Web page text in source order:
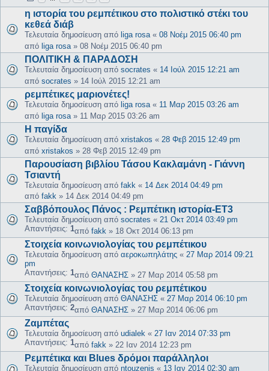
η ιστορία του ρεμπέτικου στο πολιστικό στέκι του
κεθεά διάβ
Τελευταία δημοσίευση από liga rosa « 08 Νοέμ 2015 06:40 pm
από liga rosa » 08 Νοέμ 2015 06:40 pm
ΠΟΛΙΤΙΚΗ & ΠΑΡΑΔΟΣΗ
Τελευταία δημοσίευση από socrates « 14 Ιούλ 2015 12:21 am
από socrates » 14 Ιούλ 2015 12:21 am
ρεμπέτικες μαριονέτες!
Τελευταία δημοσίευση από liga rosa « 11 Μαρ 2015 03:26 am
από liga rosa » 11 Μαρ 2015 03:26 am
Η παγίδα
Τελευταία δημοσίευση από xristakos « 28 Φεβ 2015 12:49 pm
από xristakos » 28 Φεβ 2015 12:49 pm
Παρουσίαση βιβλίου Τάσου Κακλαμάνη - Γιάννη
Τσιαντή
Τελευταία δημοσίευση από fakk « 14 Δεκ 2014 04:49 pm
από fakk » 14 Δεκ 2014 04:49 pm
Σαββόπουλος Πάνος : Ρεμπέτικη ιστορία-ΕΤ3
Τελευταία δημοσίευση από socrates « 21 Οκτ 2014 03:49 pm
Απαντήσεις: 1από fakk » 18 Οκτ 2014 06:13 pm
Στοιχεία κοινωνιολογίας του ρεμπέτικου
Τελευταία δημοσίευση από αεροκωπηλάτης « 27 Μαρ 2014 09:21
pm
Απαντήσεις: 1από ΘΑΝΑΣΗΣ » 27 Μαρ 2014 05:58 pm
Στοιχεία κοινωνιολογίας του ρεμπέτικου
Τελευταία δημοσίευση από ΘΑΝΑΣΗΣ « 27 Μαρ 2014 06:10 pm
Απαντήσεις: 2από ΘΑΝΑΣΗΣ » 27 Μαρ 2014 06:06 pm
Ζαμπέτας
Τελευταία δημοσίευση από udialek « 27 Ιαν 2014 07:33 pm
Απαντήσεις: 1από fakk » 22 Ιαν 2014 12:23 pm
Ρεμπέτικα και Blues δρόμοι παράλληλοι
Τελευταία δημοσίευση από ntouzenis « 13 Ιαν 2014 02:30 am